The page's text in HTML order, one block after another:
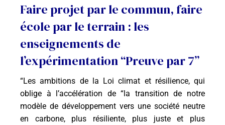
Faire projet par le commun, faire
école par le terrain : les
enseignements de
l’expérimentation “Preuve par 7”
“Les ambitions de la Loi climat et résilience, qui
oblige à l’accélération de “la transition de notre
modèle de développement vers une société neutre
en carbone, plus résiliente, plus juste et plus